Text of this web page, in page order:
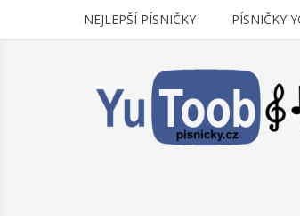
NEJLEPŠÍ PÍSNIČKY PÍSNIČKY